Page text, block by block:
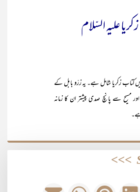
زکریا علیہ السّلام
میں کتاب زکریا شامل ہے۔ یہ زرّو بابل کے
مسیح سے پانچ صدی پیشتر ان کا زمانہ
>>>